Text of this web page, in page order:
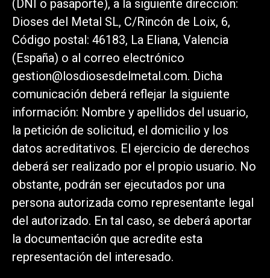
(DNI o pasaporte), a la siguiente dirección:
Dioses del Metal SL, C/Rincón de Loix, 6,
Código postal: 46183, La Eliana, Valencia
(España) o al correo electrónico
gestion@losdiosesdelmetal.com. Dicha
comunicación deberá reflejar la siguiente
información: Nombre y apellidos del usuario,
la petición de solicitud, el domicilio y los
datos acreditativos. El ejercicio de derechos
deberá ser realizado por el propio usuario. No
obstante, podrán ser ejecutados por una
persona autorizada como representante legal
del autorizado. En tal caso, se deberá aportar
la documentación que acredite esta
representación del interesado.